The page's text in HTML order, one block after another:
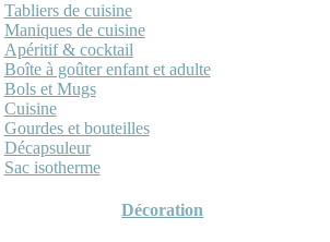
Tabliers de cuisine
Maniques de cuisine
Apéritif & cocktail
Boîte à goûter enfant et adulte
Bols et Mugs
Cuisine
Gourdes et bouteilles
Décapsuleur
Sac isotherme
Décoration